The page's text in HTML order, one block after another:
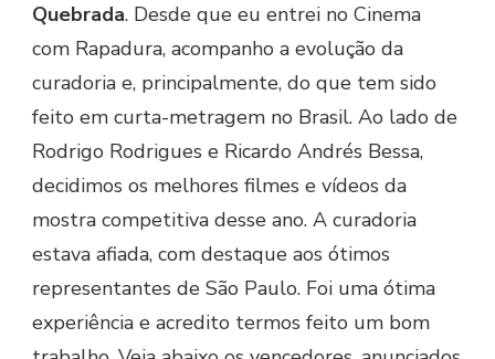
Quebrada. Desde que eu entrei no Cinema
com Rapadura, acompanho a evolução da
curadoria e, principalmente, do que tem sido
feito em curta-metragem no Brasil. Ao lado de
Rodrigo Rodrigues e Ricardo Andrés Bessa,
decidimos os melhores filmes e vídeos da
mostra competitiva desse ano. A curadoria
estava afiada, com destaque aos ótimos
representantes de São Paulo. Foi uma ótima
experiência e acredito termos feito um bom